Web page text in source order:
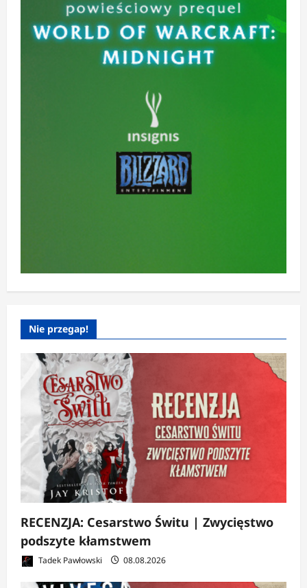
Nie przegap!
RECENZJA: Cesarstwo Świtu | Zwycięstwo
podszyte kłamstwem
Tadek Pawłowski 08.08.2026